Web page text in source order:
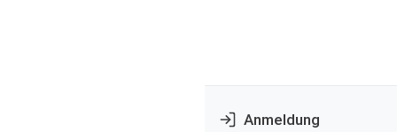
Anmeldung